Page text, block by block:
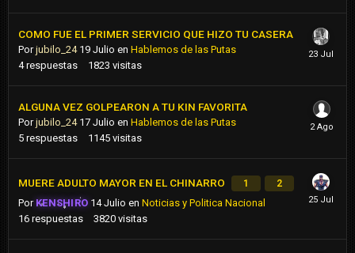
COMO FUE EL PRIMER SERVICIO QUE HIZO TU CASERA
Porjubilo_24 19 Julio en Hablemos de las Putas
4 respuestas 1823 visitas
ALGUNA VEZ GOLPEARON A TU KIN FAVORITA
Porjubilo_24 17 Julio en Hablemos de las Putas
5 respuestas 1145 visitas
MUERE ADULTO MAYOR EN EL CHINARRO 1 2
Por KENSHIRO 14 Julio enNoticias y Politica Nacional
16 respuestas 3820 visitas